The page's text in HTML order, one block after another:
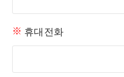
휴대전화